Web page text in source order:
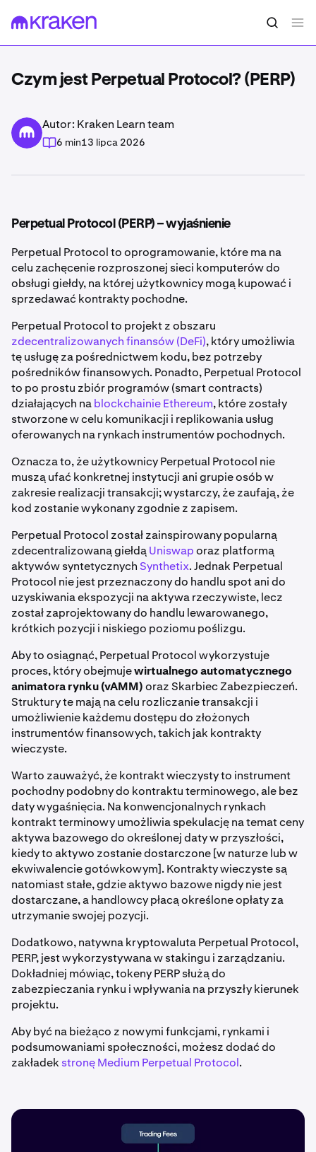
Czym jest Perpetual Protocol? (PERP)
Autor: Kraken Learn team
6 min13 lipca 2026
Perpetual Protocol (PERP) – wyjaśnienie
Perpetual Protocol to oprogramowanie, które ma na
celu zachęcenie rozproszonej sieci komputerów do
obsługi giełdy, na której użytkownicy mogą kupować i
sprzedawać kontrakty pochodne.
Perpetual Protocol to projekt z obszaru
zdecentralizowanych finansów (DeFi), który umożliwia
tę usługę za pośrednictwem kodu, bez potrzeby
pośredników finansowych. Ponadto, Perpetual Protocol
to po prostu zbiór programów (smart contracts)
działających nablockchainie Ethereum, które zostały
stworzone w celu komunikacji i replikowania usług
oferowanych na rynkach instrumentów pochodnych.
Oznacza to, że użytkownicy Perpetual Protocol nie
muszą ufać konkretnej instytucji ani grupie osób w
zakresie realizacji transakcji; wystarczy, że zaufają, że
kod zostanie wykonany zgodnie z zapisem.
Perpetual Protocol został zainspirowany popularną
zdecentralizowaną giełdąUniswaporaz platformą
aktywów syntetycznych Synthetix. Jednak Perpetual
Protocol nie jest przeznaczony do handlu spot ani do
uzyskiwania ekspozycji na aktywa rzeczywiste, lecz
został zaprojektowany do handlu lewarowanego,
krótkich pozycji i niskiego poziomu poślizgu.
Aby to osiągnąć, Perpetual Protocol wykorzystuje
proces, który obejmujewirtualnego automatycznego
animatora rynku (vAMM)oraz Skarbiec Zabezpieczeń.
Struktury te mają na celu rozliczanie transakcji i
umożliwienie każdemu dostępu do złożonych
instrumentów finansowych, takich jak kontrakty
wieczyste.
Warto zauważyć, że kontrakt wieczysty to instrument
pochodny podobny do kontraktu terminowego, ale bez
daty wygaśnięcia. Na konwencjonalnych rynkach
kontrakt terminowy umożliwia spekulację na temat ceny
aktywa bazowego do określonej daty w przyszłości,
kiedy to aktywo zostanie dostarczone [w naturze lub w
ekwiwalencie gotówkowym]. Kontrakty wieczyste są
natomiast stałe, gdzie aktywo bazowe nigdy nie jest
dostarczane, a handlowcy płacą określone opłaty za
utrzymanie swojej pozycji.
Dodatkowo, natywna kryptowaluta Perpetual Protocol,
PERP, jest wykorzystywana w stakingu i zarządzaniu.
Dokładniej mówiąc, tokeny PERP służą do
zabezpieczania rynku i wpływania na przyszły kierunek
projektu.
Aby być na bieżąco z nowymi funkcjami, rynkami i
podsumowaniami społeczności, możesz dodać do
zakładek stronę Medium Perpetual Protocol.